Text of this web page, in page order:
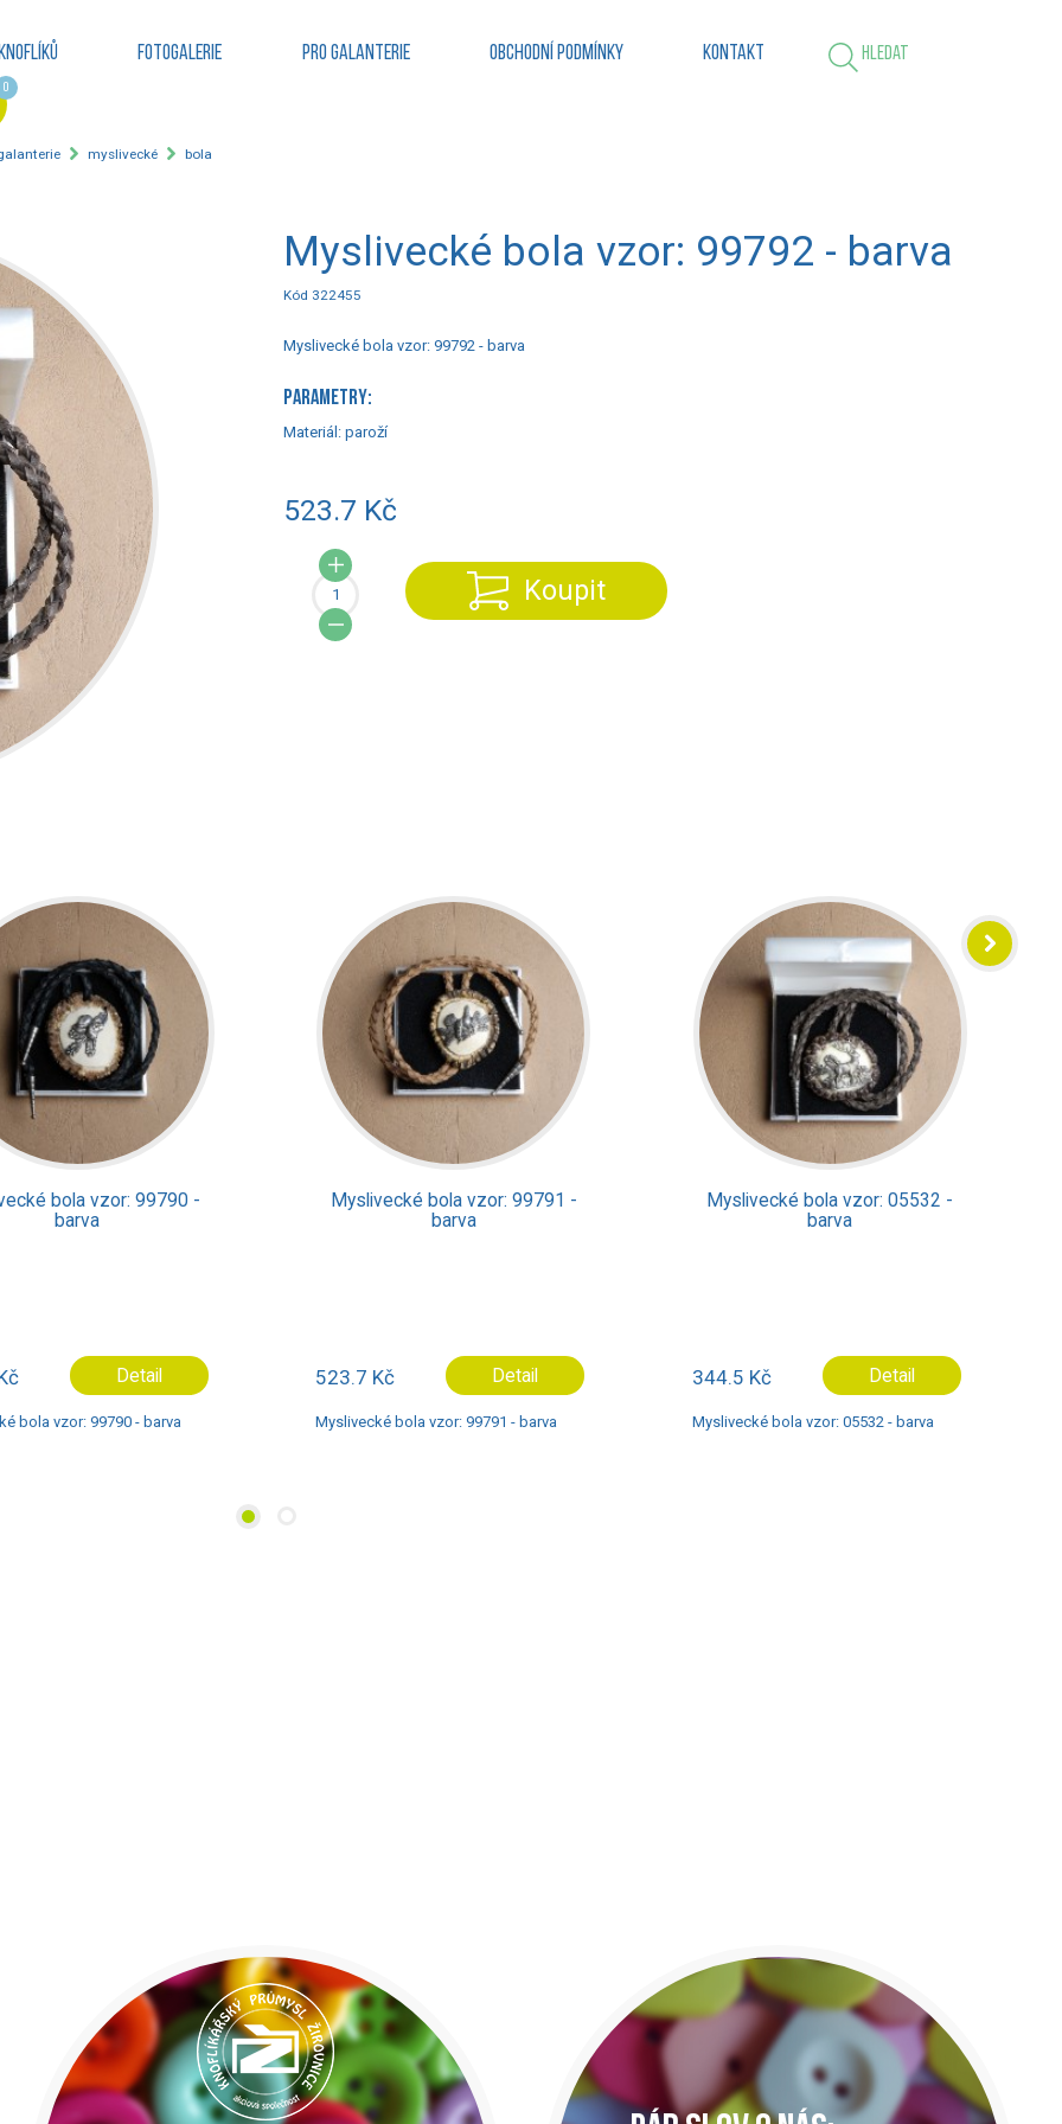
Fotogalerie Pro galanterie Obchodní podmínky Kontakt Hledat
0
myslivecké bola
Myslivecké bola vzor: 99792 - barva
Kód 322455
Myslivecké bola vzor: 99792 - barva
PARAMETRY:
Materiál: paroží
523.7 Kč
Koupit
Myslivecké bola vzor: 99791 -
523.7 Kč Detail
Myslivecké bola vzor: 99791 - barva
Myslivecké bola vzor: 05532 -
344.5 Kč Detail
Myslivecké bola vzor: 05532 - barva
Myslivecké bola vzor:
344.5 Kč
Myslivecké bola vzor: 05531 -